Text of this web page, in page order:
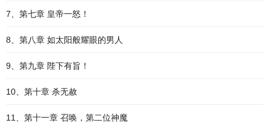
7、第七章 皇帝一怒！
8、第八章 如太阳般耀眼的男人
9、第九章 陛下有旨！
10、第十章 杀无赦
11、第十一章 召唤，第二位神魔